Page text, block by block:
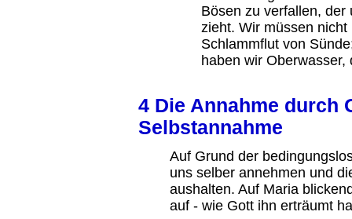
Bösen zu verfallen, der
zieht. Wir müssen
Schlammflut von
haben wir Oberwasser,
4 Die Annahme durch
Selbstannahme
Auf Grund der
uns selber annehmen und
aushalten. Auf Maria
auf - wie Gott ihn erträumt